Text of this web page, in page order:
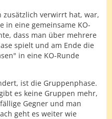
zusätzlich verwirrt hat, war,
in eine gemeinsame KO-
dass man über mehrere
spielt und am Ende die
in eine KO-Runde
ist die Gruppenphase.
es keine Gruppen mehr,
Gegner und man
geht es weiter wie